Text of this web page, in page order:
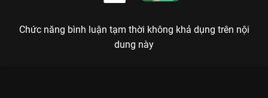
Chức năng bình luận tạm thời không khả dụng trên nội
dung này